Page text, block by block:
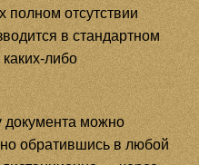
полном отсутствии
в стандартном
либо
документа можно
обратившись в любой